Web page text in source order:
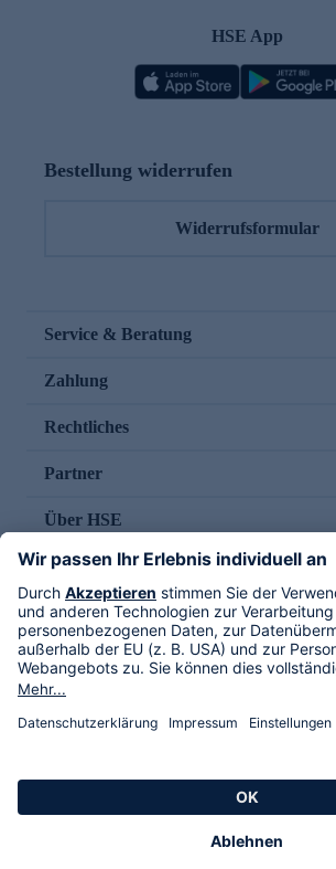
HSE App
Bestellung widerrufen
Widerrufsformular
Service & Beratung
Zahlung
Rechtliches
Partner
Über HSE
Im TV
HSE International